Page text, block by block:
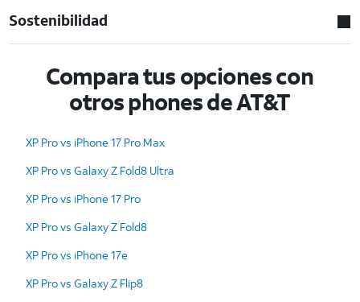
Sostenibilidad
Compara tus opciones con
otros phones de AT&T
XP Pro vs iPhone 17 Pro Max
XP Pro vs Galaxy Z Fold8 Ultra
XP Pro vs iPhone 17 Pro
XP Pro vs Galaxy Z Fold8
XP Pro vs iPhone 17e
XP Pro vs Galaxy Z Flip8